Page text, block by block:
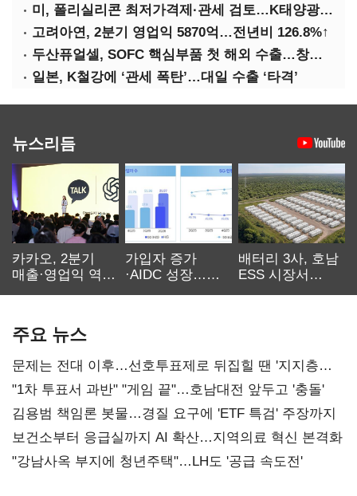
미, 폴리실리콘 최저가격제·관세 검토…K태양광 입지 확대 기대
고려아연, 2분기 영업익 5870억…전년비 126.8%↑
두산퓨얼셀, SOFC 핵심부품 첫 해외 수출…창사 이래 최대 규모
일본, K철강에 ‘관세 폭탄’…대일 수출 ‘타격’
뉴스리듬
카카오, 2분기
매출·영업익 역대
가입자 증가
·AIDC 성장…
배터리 3사, 호남
ESS 시장서
주요 뉴스
문제는 전대 이후…선호투표제로 뒤집힐 땐 '지지층
불복'
"1차 투표서 과반" "게임 끝"…호남대전 앞두고 '충돌'
김용범 책임론 봇물…경질 요구에 'ETF 특검' 주장까지
보건소부터 응급실까지 AI 확산…지역의료 혁신 본격화
"강남사옥 부지에 청년주택"…LH도 '공급 속도전'